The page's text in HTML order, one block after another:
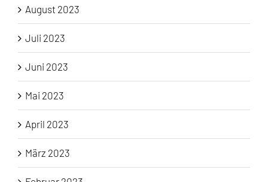
August 2023
Juli 2023
Juni 2023
Mai 2023
April 2023
März 2023